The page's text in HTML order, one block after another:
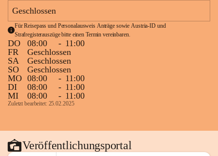
Geschlossen
Für Reisepass und Personalausweis Anträge sowie Austria-ID und
Strafregisterauszüge bitte einen Termin vereinbaren.
DO 08:00 - 11:00
FR
Geschlossen
SA
Geschlossen
SO
Geschlossen
MO 08:00 - 11:00
DI
08:00 - 11:00
MI
08:00 - 11:00
Zuletzt bearbeitet: 25.02.2025
Veröffentlichungsportal